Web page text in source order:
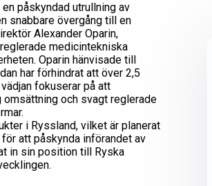
påskyndad utrullning av
snabbare övergång till en
Alexander Oparin,
medicintekniska
Oparin hänvisade till
har förhindrat att över 2,5
fokuserar på att
och svagt reglerade
i Ryssland, vilket är planerat
att påskynda införandet av
in sin position till Ryska